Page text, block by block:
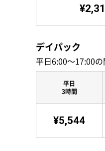
デイパック
平日6:00〜17:00
平日
3時間
¥5,544